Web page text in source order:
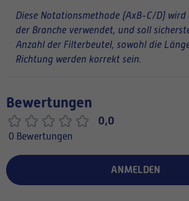
Diese Notationsmethode (AxB-C/D) wird
der Branche verwendet, und soll
Anzahl der Filterbeutel, sowohl die
Richtung werden korrekt sein.
Bewertungen
0,0
0 Bewertungen
ANMELDEN